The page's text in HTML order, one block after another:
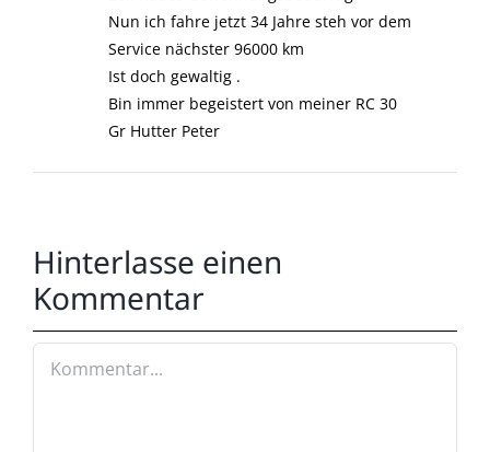
Nun ich fahre jetzt 34 Jahre steh vor dem
Service nächster 96000 km
Ist doch gewaltig .
Bin immer begeistert von meiner RC 30
Gr Hutter Peter
Hinterlasse einen
Kommentar